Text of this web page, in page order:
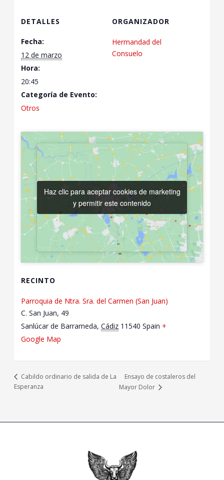
DETALLES
Fecha:
12 de marzo
Hora:
20:45
Categoría de Evento:
Otros
ORGANIZADOR
Hermandad del
Consuelo
RECINTO
Parroquia de Ntra. Sra. del Carmen (San Juan)
C. San Juan, 49
Sanlúcar de Barrameda, Cádiz 11540 Spain +
Google Map
Haz clic para aceptar cookies de marketing
y permitir este contenido
Haz clic para aceptar cookies de marketing
y permitir este contenido
Cabildo ordinario de salida de La
Esperanza
Ensayo de costaleros del
Mayor Dolor